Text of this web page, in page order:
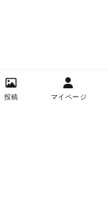
投稿 マイページ